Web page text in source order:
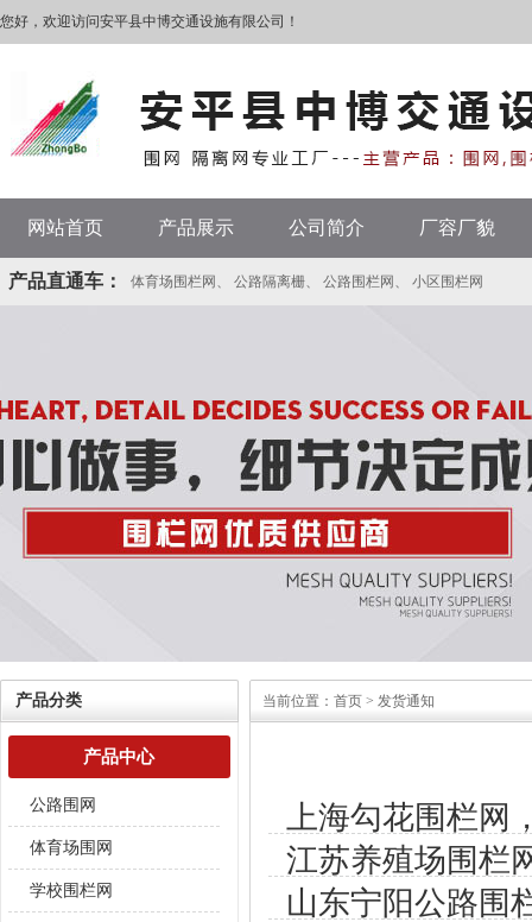
您好，欢迎访问安平县中博交通设施有限公司！
网站首页 产品展示 公司简介 厂容厂貌
产品直通车： 体育场围栏网 、 公路隔离栅、 公路围栏网 、 小区围栏网
产品分类
产品中心
公路围网
体育场围网
学校围栏网
当前位置： 首页 > 发货通知
上海勾花围栏网
江苏养殖场围栏
山东宁阳公路围